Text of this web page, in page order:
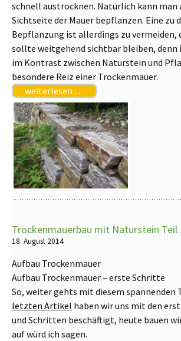
schnell austrocknen. Natürlich kann man
Sichtseite der Mauer bepflanzen. Eine zu
Bepflanzung ist allerdings zu vermeiden,
sollte weitgehend sichtbar bleiben, denn
im Kontrast zwischen Naturstein und
besondere Reiz einer Trockenmauer.
weiterlesen …
Trockenmauerbau mit Naturstein Teil
18. August 2014
Aufbau Trockenmauer
Aufbau Trockenmauer – erste Schritte
So, weiter gehts mit diesem spannenden
letzten Artikel haben wir uns mit den
und Schritten beschäftigt, heute bauen
auf würd ich sagen.